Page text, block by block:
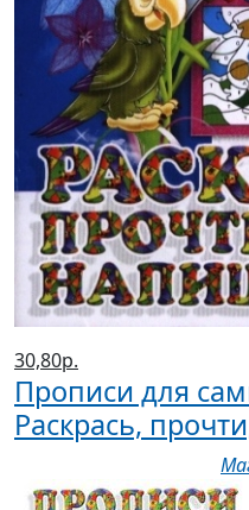
30,80р.
Прописи для
Раскрась,